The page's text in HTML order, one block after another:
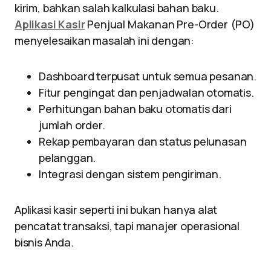
kirim, bahkan salah kalkulasi bahan baku.
Aplikasi KasirPenjual Makanan Pre-Order (PO)
menyelesaikan masalah ini dengan:
Dashboard terpusat untuk semua pesanan.
Fitur pengingat dan penjadwalan otomatis.
Perhitungan bahan baku otomatis dari
jumlah order.
Rekap pembayaran dan status pelunasan
pelanggan.
Integrasi dengan sistem pengiriman.
Aplikasi kasir seperti ini bukan hanya alat
pencatat transaksi, tapi manajer operasional
bisnis Anda.